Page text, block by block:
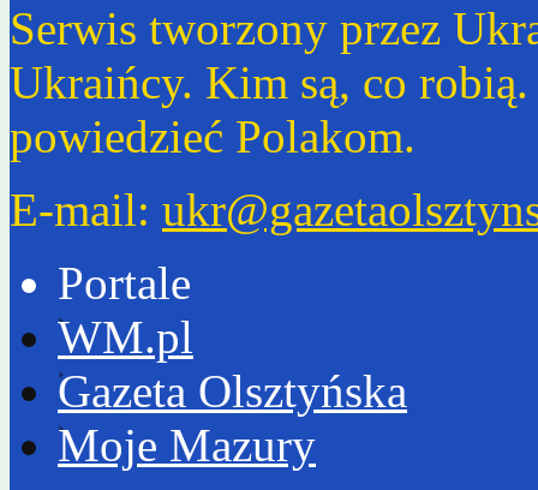
Serwis tworzony przez
Ukraińcy. Kim są, co
powiedzieć Polakom.
E-mail:
Portale
WM.pl
Gazeta Olsztyńska
Moje Mazury